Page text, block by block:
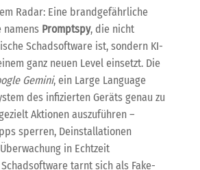
Radar: Eine brandgefährliche
namens Promptspy, die nicht
Schadsoftware ist, sondern KI-
ganz neuen Level einsetzt. Die
Gemini, ein Large Language
des infizierten Geräts genau zu
Aktionen auszuführen –
sperren, Deinstallationen
in Echtzeit
tarnt sich als Fake-